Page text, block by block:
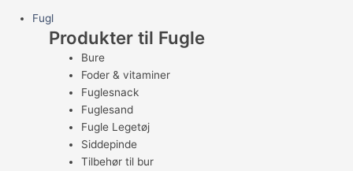
Fugl
Produkter til Fugle
Bure
Foder & vitaminer
Fuglesnack
Fuglesand
Fugle Legetøj
Siddepinde
Tilbehør til bur